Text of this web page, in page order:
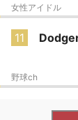
女性アイドル
11
野球ch